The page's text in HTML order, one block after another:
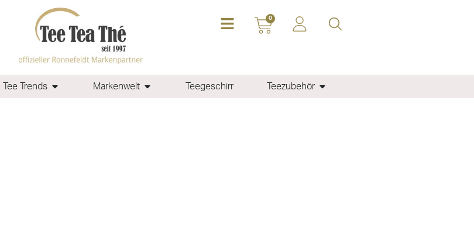
0
Tee Trends Markenwelt Teegeschirr Teezubehör